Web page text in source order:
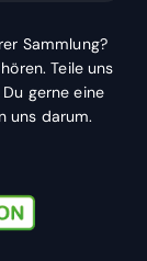
Sammlung?
Teile uns
gerne eine
uns darum.